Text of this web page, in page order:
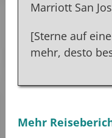
[Sterne auf
mehr, desto
Mehr